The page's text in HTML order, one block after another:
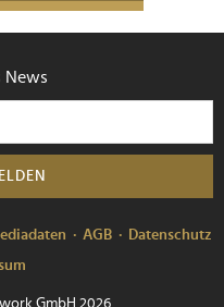
News
AGB
Datenschutz